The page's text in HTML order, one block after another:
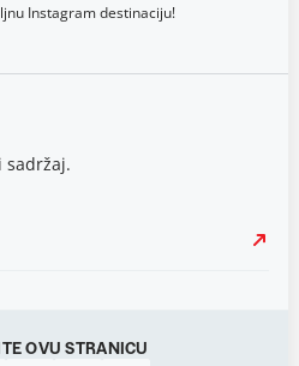
Instagram destinaciju!
sadržaj.
OVU STRANICU